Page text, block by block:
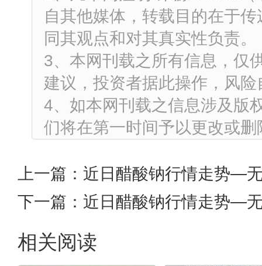
自其他媒体，转载目的在于
同其观点和对其真实性负责。
3、本网刊载之所有信息，仅
建议，投资者据此操作，风险
4、如本网刊载之信息涉及版
们将在第一时间予以更改或删
上一篇： 近日醋酸钠行情走势—
下一篇： 近日醋酸钠行情走势—
相关阅读